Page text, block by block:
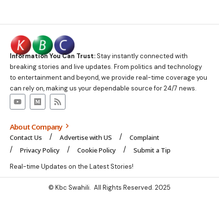
Information You Can Trust:Stay instantly connected with
breaking stories and live updates. From politics and technology
to entertainment and beyond, we provide real-time coverage you
can rely on, making us your dependable source for 24/7 news.
About Company
Contact Us Advertise with US
Complaint
Privacy Policy
Cookie Policy Submit a Tip
Real-time Updates on the Latest Stories!
© Kbc Swahili. All Rights Reserved. 2025